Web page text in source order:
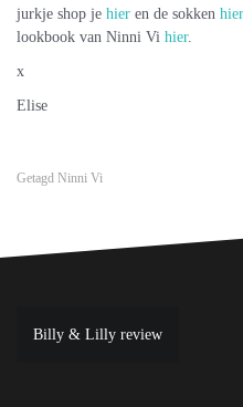
jurkje shop je hier en de sokken hier
lookbook van Ninni Vi hier.
x
Elise
Getagd Ninni Vi
Bericht
Billy & Lilly review